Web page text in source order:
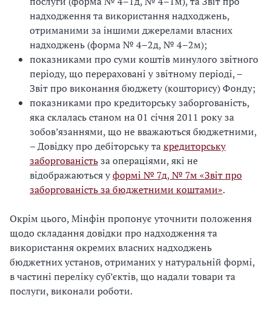
надходження та використання надходжень,
отриманими за іншими джерелами власних
надходжень (форма № 4–2д, № 4–2м);
показниками про суми коштів минулого звітного
періоду, що перераховані у звітному періоді, –
Звіт про виконання бюджету (кошторису) Фонду;
показниками про кредиторську заборгованість,
яка склалась станом на 01 січня 2011 року за
зобов’язаннями, що не вважаються бюджетними,
– Довідку про дебіторську такредиторську
заборгованістьза операціями, які не
відображаються уформі № 7д, № 7м «Звіт про
заборгованість за бюджетними коштами».
Окрім цього, Мінфін пропонує уточнити положення
щодо складання довідки про надходження та
використання окремих власних надходжень
бюджетних установ, отриманих у натуральній формі,
в частині переліку суб’єктів, що надали товари та
послуги, виконали роботи.